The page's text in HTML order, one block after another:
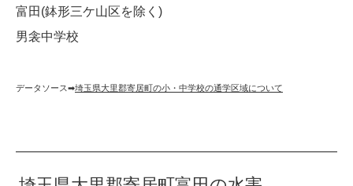
富田(鉢形三ケ山区を除く)
男衾中学校
データソース➡︎埼玉県大里郡寄居町の小・中学校の通学区域について